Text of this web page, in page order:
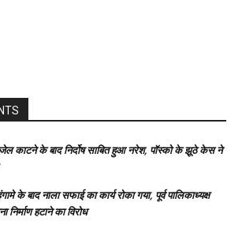
काटने के बाद निर्दोष साबित हुआ नरेश, पॉस्को के झूठे केस ने
के बाद नाला सफाई का कार्य रोका गया, पूर्व पालिकाध्यक्ष
निर्माण हटाने का विरोध